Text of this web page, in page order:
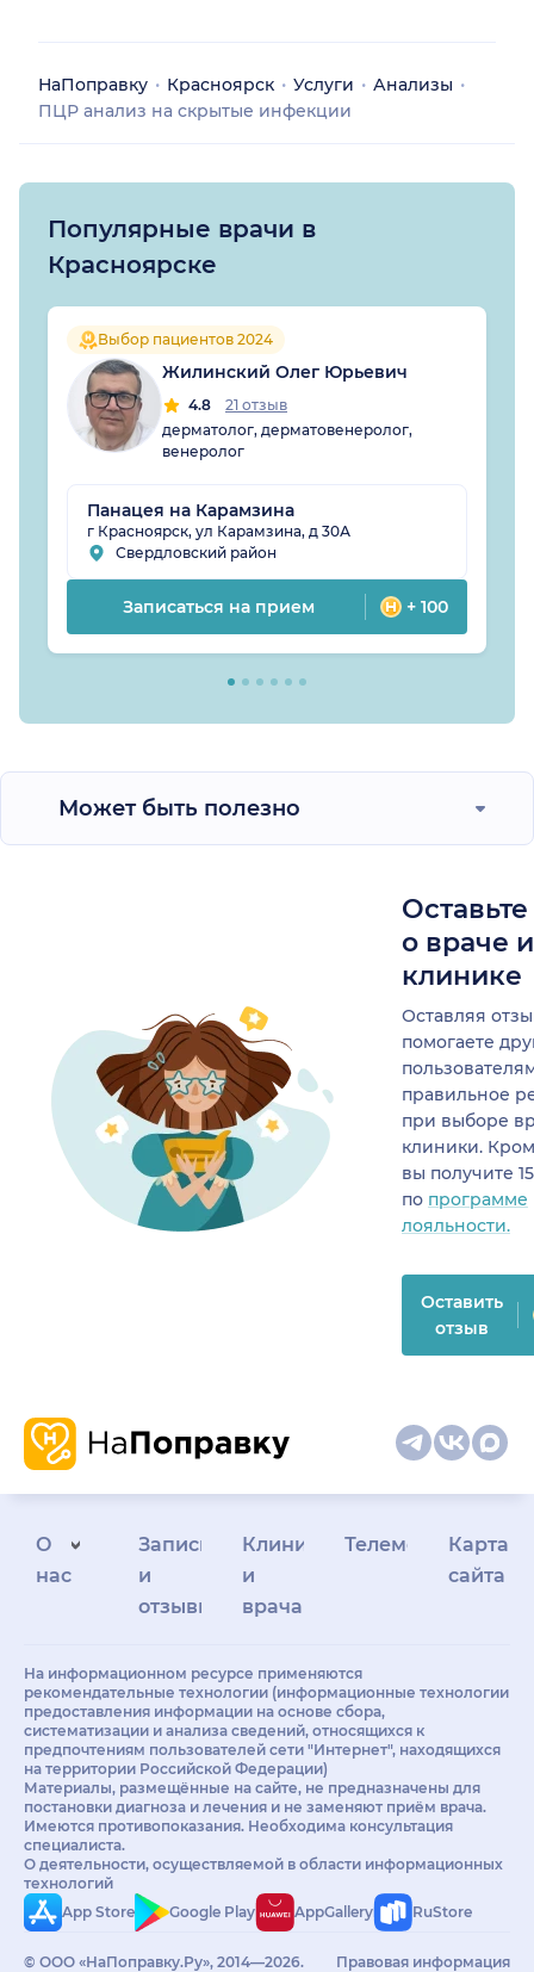
НаПоправку Красноярск Услуги
Анализы
ПЦР анализ на скрытые инфекции
Популярные врачи в
Красноярске
Выбор пациентов 2024
Жилинский Олег Юрьевич
4.8
21 отзыв
дерматолог, дерматовенеролог,
венеролог
Панацея на Карамзина
г Красноярск, ул Карамзина, д 30А
Свердловский район
Записаться на прием + 100
Может быть полезно
о враче
клинике
Оставляя
помогаете
правильное
при выборе
клиники.
вы получите
по программе
лояльности.
Оставить
отзыв
О
нас
Запись
и
отзывы
Клиникам
и
врачам
Телемедицина
Карта
сайта
На информационном ресурсе применяются
рекомендательные технологии (информационные технологии
предоставления информации на основе сбора,
систематизации и анализа сведений, относящихся к
предпочтениям пользователей сети "Интернет", находящихся
на территории Российской Федерации)
Материалы, размещённые на сайте, не предназначены для
постановки диагноза и лечения и не заменяют приём врача.
Имеются противопоказания. Необходима консультация
специалиста.
О деятельности, осуществляемой в области информационных
технологий
App Store
Google Play AppGallery RuStore
© ООО «НаПоправку.Ру», 2014—2026.
Правовая информация